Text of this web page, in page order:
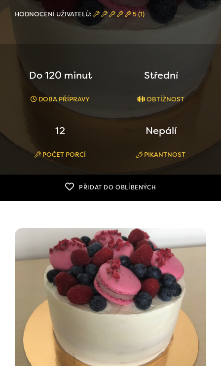
HODNOCENÍ UŽIVATELŮ: 5 (1)
Do 120 minut
DOBA PŘÍPRAVY
Střední
OBTÍŽNOST
12
POČET PORCÍ
Nepálí
PIKANTNOST
PŘIDAT DO OBLÍBENÝCH